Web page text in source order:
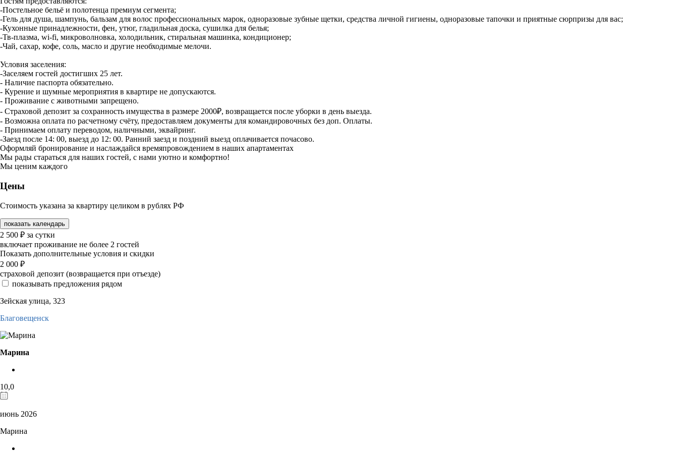
-Постельное бельё и полотенца премиум сегмента;
-Гель для душа, шампунь, бальзам для волос профессиональных марок, одноразовые зубные щетки, средства личной гигиены, одноразовые тапочки и приятные сюрпризы для вас;
-Кухонные принадлежности, фен, утюг, гладильная доска, сушилка для белья;
-Тв-плазма, wi-fi, микроволновка, холодильник, стиральная машинка, кондиционер;
-Чай, сахар, кофе, соль, масло и другие необходимые мелочи.
Условия заселения:
-Заселяем гостей достигших 25 лет.
- Наличие паспорта обязательно.
- Курение и шумные мероприятия в квартире не допускаются.
- Проживание с животными запрещено.
- Страховой депозит за сохранность имущества в размере 2000₽, возвращается после уборки в день выезда.
- Возможна оплата по расчетному счёту, предоставляем документы для командировочных без доп. Оплаты.
- Принимаем оплату переводом, наличными, эквайринг.
-Заезд после 14: 00, выезд до 12: 00. Ранний заезд и поздний выезд оплачивается почасово.
Оформляй бронирование и наслаждайся времяпровождением в наших апартаментах
Мы рады стараться для наших гостей, с нами уютно и комфортно!
Мы ценим каждого
Цены
Стоимость указана за квартиру целиком в рублях РФ
показать календарь
2 500 ₽ за сутки
включает проживание не более 2 гостей
Показать дополнительные условия и скидки
2 000 ₽
страховой депозит (возвращается при отъезде)
показывать предложения рядом
Зейская улица, 323
Благовещенск
Марина
10,0
июнь 2026
Марина